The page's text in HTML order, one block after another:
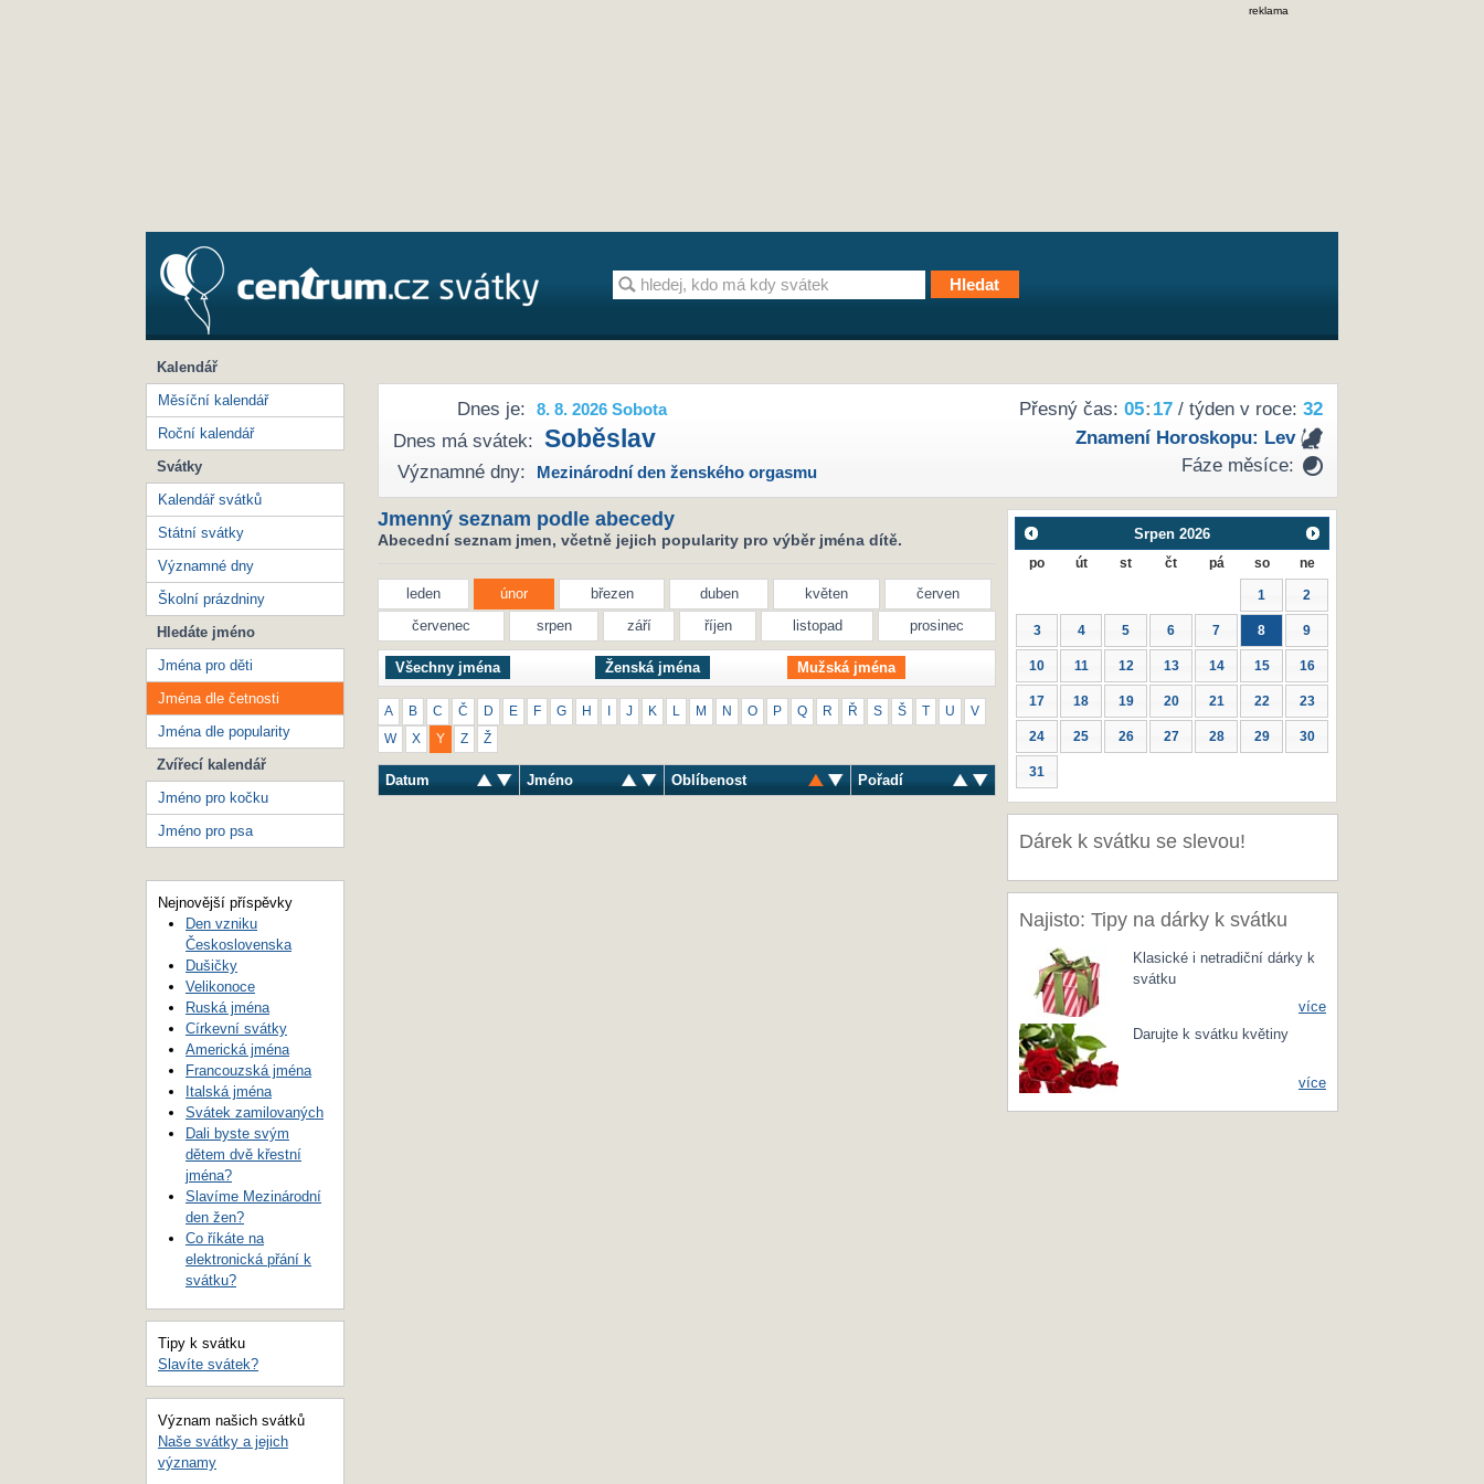
reklama
Přesný čas: 05: 17/ týden v roce: 32
Znamení Horoskopu: Lev
Fáze měsíce:
Dnes je: 8. 8. 2026 Sobota
Dnes má svátek: Soběslav
Významné dny: Mezinárodní den ženského orgasmu
Jmenný seznam podle abecedy
Abecední seznam jmen, včetně jejich popularity pro výběr jména dítě.
leden únor březen duben květen
červen
červenec
srpen září říjen listopad prosinec
Všechny jména Ženská jména Mužská jména
A B C Č D E F G H J K M N O P Q R Ř S Š T U V
W X Y Z Ž
Datum Jméno Oblíbenost Pořadí
Srpen 2026
po út st čt pá so ne
1 2
3 4 5 6 7 8 9
10 11 12 13 14 15 16
17 18 19 20 21 22 23
24 25 26 27 28 29 30
31
Dárek k svátku se slevou!
Najisto: Tipy na dárky k svátku
Klasické i netradiční dárky k
svátku
více
Darujte k svátku květiny
více
Kalendář
Měsíční kalendář
Roční kalendář
Svátky
Kalendář svátků
Státní svátky
Významné dny
Školní prázdniny
Hledáte jméno
Jména pro děti
Jména dle četnosti
Jména dle popularity
Zvířecí kalendář
Jméno pro kočku
Jméno pro psa
Nejnovější příspěvky
Den vzniku
Československa
Dušičky
Velikonoce
Ruská jména
Církevní svátky
Americká jména
Francouzská jména
Italská jména
Svátek zamilovaných
Dali byste svým
dětem dvě křestní
jména?
Slavíme Mezinárodní
den žen?
Co říkáte na
elektronická přání k
svátku?
Tipy k svátku
Slavíte svátek?
Význam našich svátků
Naše svátky a jejich
významy